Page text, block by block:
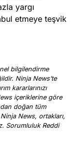
yargı
etmeye teşvik
bilgilendirme
Ninja News’te
kararlarınızı
içeriklerine göre
doğan tüm
News, ortakları,
Sorumluluk Reddi